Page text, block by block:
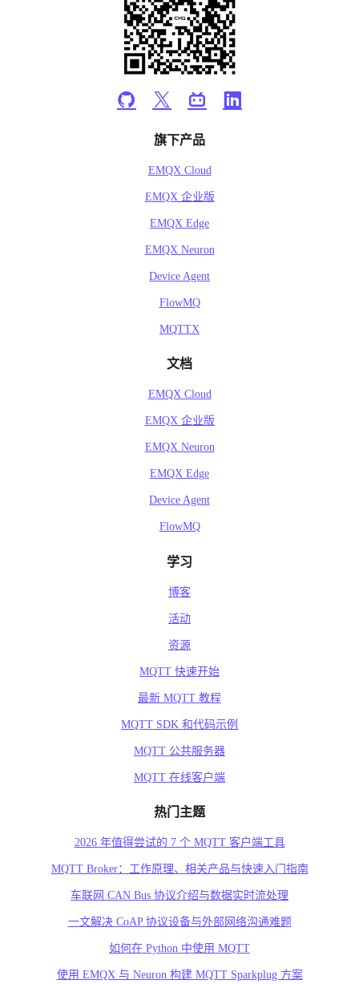
旗下产品
EMQX Cloud
EMQX 企业版
EMQX Edge
EMQX Neuron
Device Agent
FlowMQ
MQTTX
文档
EMQX Cloud
EMQX 企业版
EMQX Neuron
EMQX Edge
Device Agent
FlowMQ
学习
博客
活动
资源
MQTT 快速开始
最新 MQTT 教程
MQTT SDK 和代码示例
MQTT 公共服务器
MQTT 在线客户端
热门主题
2026 年值得尝试的 7 个 MQTT 客户端工具
MQTT Broker：工作原理、相关产品与快速入门指南
车联网 CAN Bus 协议介绍与数据实时流处理
一文解决 CoAP 协议设备与外部网络沟通难题
如何在 Python 中使用 MQTT
使用 EMQX 与 Neuron 构建 MQTT Sparkplug 方案